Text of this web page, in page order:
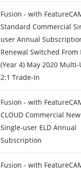
Fusion - with
Standard Commercial
user Annual
Renewal Switched From
(Year 4) May 2020 Multi-
2:1 Trade-In
Fusion - with
CLOUD Commercial New
Single-user ELD Annual
Subscription
Fusion - with